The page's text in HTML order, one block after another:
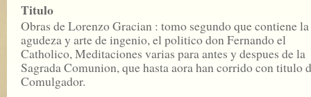
Titulo
Obras de Lorenzo Gracian : tomo segundo que contiene la
agudeza y arte de ingenio, el politico don Fernando el
Catholico, Meditaciones varias para antes y despues de la
Sagrada Comunion, que hasta aora han corrido con titulo
Comulgador.